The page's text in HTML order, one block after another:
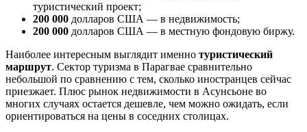
туристический проект;
200 000 долларов США — в недвижимость;
200 000 долларов США — в местную фондовую биржу.
Наиболее интересным выглядит именно туристический
маршрут. Сектор туризма в Парагвае сравнительно
небольшой по сравнению с тем, сколько иностранцев сейчас
приезжает. Плюс рынок недвижимости в Асунсьоне во
многих случаях остается дешевле, чем можно ожидать, если
ориентироваться на цены в соседних столицах.